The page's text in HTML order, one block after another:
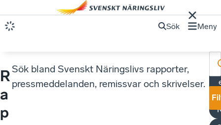
Sök Meny
R
a
p
Sök bland Svenskt Näringslivs rapporter,
pressmeddelanden, remissvar och skrivelser.